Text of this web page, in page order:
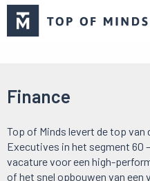
Finance
Top of Minds levert de top van
Executives in het segment 60
vacature voor een high-
of het snel opbouwen van een